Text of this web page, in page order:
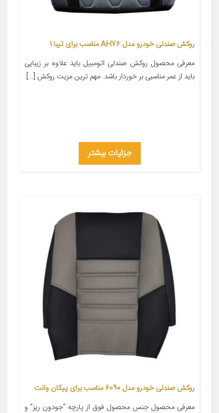
روکش صندلی خودرو مدل AH76 مناسب برای تیبا 1
معرفی محصول روکش صندلی اتومبیل باید علاوه بر زیبایی
باید از عمر مناسبی بر خوردار باشد. مهم ترین مزیت روکش […]
جزئیات بیشتر
روکش صندلی خودرو مدل 6090 مناسب برای پیکان وانت
معرفی محصول جنس محصول فوق از پارچه “جودون ریز” و